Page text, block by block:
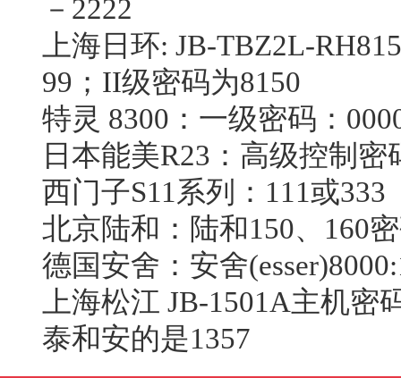
－2222
上海日环: JB-TBZ2L-
99；II级密码为8150
特灵 8300：一级密码：
日本能美R23：高级控制密
西门子S11系列：111或333
北京陆和：陆和150、160
德国安舍：安舍
上海松江 JB-1501A主机密
泰和安的是1357